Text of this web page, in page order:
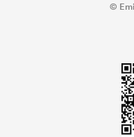
©
CADENCE STYLE
CADENCE PARMAK
CADENCE DORA